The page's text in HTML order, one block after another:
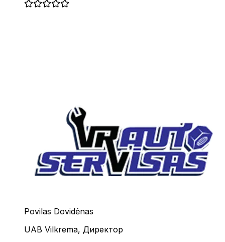
Povilas Dovidėnas
UAB Vilkrema, Директор